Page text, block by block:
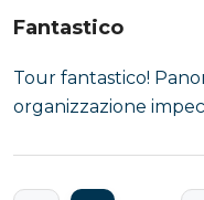
Fantastico
Tour fantastico!
organizzazione